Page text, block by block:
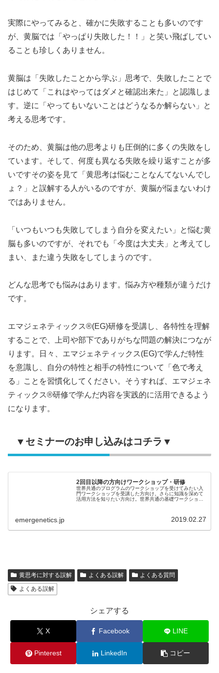
実際にやってみると、確かに失敗することも多いのです
が、黄脳では「やっぱり失敗した！！」と笑い飛ばしてい
ることも珍しくありません。
黄脳は「失敗したことから学ぶ」思考で、失敗したことで
はじめて「これはやってはダメと確認出来た」と認識しま
す。逆に「やってもいないことはどうなるか解らない」と
考える思考です。
そのため、黄脳は他の思考よりも圧倒的に多くの失敗をし
ています。そして、何度も異なる失敗を繰り返すことが多
いですその姿を見て「黄思考は悩むことなんてないんでし
ょ？」と誤解する人がいるのですが、黄脳が悩まないわけ
ではありません。
「いつもいつも失敗してしまう自分を変えたい」と悩む黄
脳も多いのですが、それでも「今度は大丈夫」と考えてし
まい、また違う失敗をしてしまうのです。
どんな思考でも悩みはあります。悩み方や種類が違うだけ
です。
エマジェネティックス®(EG)研修を受講し、各特性を理解
することで、上司や部下でありがちな問題の解決につなが
ります。日々、エマジェネティックス(EG)で学んだ特性
を意識し、自分の特性と相手の特性について「色で考え
る」ことを習慣化してください。そうすれば、エマジェネ
ティックス®研修で学んだ内容を実践的に活用できるよう
になります。
▼セミナーのお申し込みはコチラ▼
2回目以降の方向けワークショップ・研修
世界共通のプログラムのワークショップを受けてみたい入
門ワークショップを受講した方向け。さらに知識を深めて
活用方法を知りたい方向け。世界共通の基礎ワークショッ
emergenetics.jp 2019.02.27
黄思考に対する誤解 よくある誤解
よくある質問
よくある誤解
シェアする
X Facebook LINE
Pinterest LinkedIn コピー